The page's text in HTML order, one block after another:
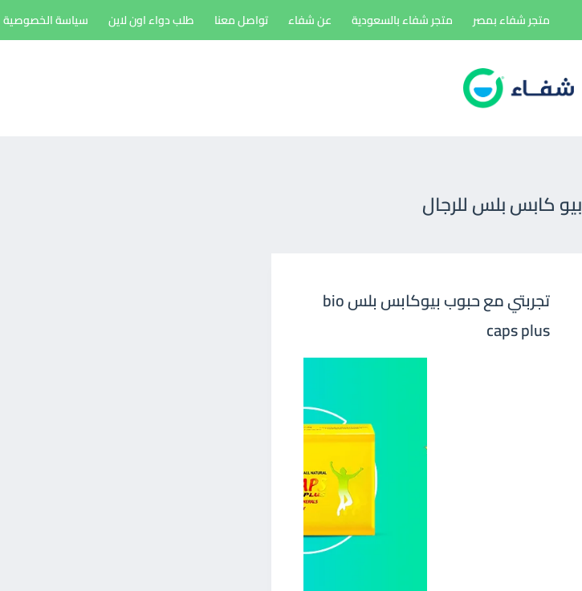
إلى
متجر شفاء بمصر متجر شفاء بالسعودية عن شفاء تواصل معنا طلب دواء اون لاين سياسة الخصوصية
بيو كابس بلس للرجال
تجربتي مع حبوب بيوكابس بلس bio
caps plus